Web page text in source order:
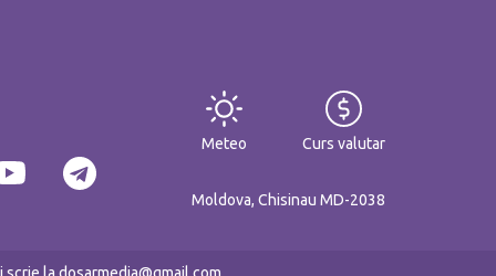
Meteo Curs valutar
Moldova, Chisinau MD-2038